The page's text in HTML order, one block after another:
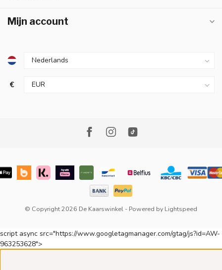
Mijn account
€
© Copyright 2026 De Kaarswinkel - Powered by Lightspeed
script async src="https://www.googletagmanager.com/gtag/js?id=AW-
963253628">